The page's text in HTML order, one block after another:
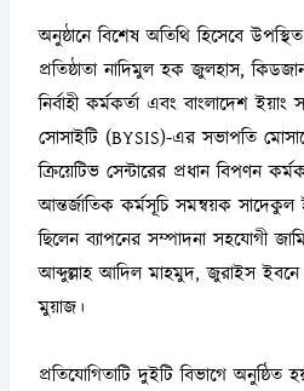
অনুষ্ঠানে বিশেষ অতিথি হিসেবে
প্রতিষ্ঠাতা নাদিমুল হক জুলহাস,
নির্বাহী কর্মকর্তা এবং বাংলাদেশ ইয়াং
সোসাইটি (BYSIS)-এর সভাপতি
ক্রিয়েটিভ সেন্টারের প্রধান বিপণন
আন্তর্জাতিক কর্মসূচি সমন্বয়ক
ছিলেন ব্যাপনের সম্পাদনা সহযোগী
আব্দুল্লাহ আদিল মাহমুদ, জুরাইস
মুয়াজ।
প্রতিযোগিতাটি দুইটি বিভাগে অনুষ্ঠিত